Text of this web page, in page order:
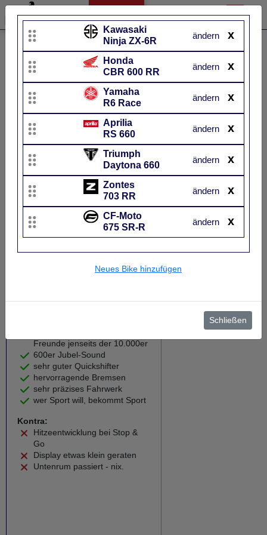
Liste bearbeiten
Honda
CBR 600 RR
Kawasaki
Ninja ZX-6R
UVP
13.239 €
Baujahr
von 2007 bis 2026~
12.595 €
Baujahr
von 2005
Waffenscheine bitte rausholen
Weiter zum Testbericht
Dieses Bike haben wir
Freunde jenseits der 10.000er
600er Jubel-Sound
sehr guter Quickshifter
hervorragende Bremsen
sehr präzises Fahrwerk
wer Sport will, bekommt Sport
Kontra:
Hitzeentwicklung bei Stop &
Go
Display etwas klein geraten
Untenrum passiert - nix.
x
Kawasaki
Ninja ZX-6R
ändern
x
Honda
CBR 600 RR
ändern
x
Yamaha
R6 Race
ändern
x
Aprilia
RS 660
ändern
x
Triumph
Daytona 660
ändern
x
Zontes
703 RR
ändern
x
CF-Moto
675 SR-R
ändern
Neues Bike hinzufügen
Schließen